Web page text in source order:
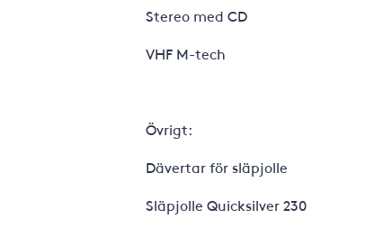
Stereo med CD
VHF M-tech
Övrigt:
Dävertar för släpjolle
Släpjolle Quicksilver 230